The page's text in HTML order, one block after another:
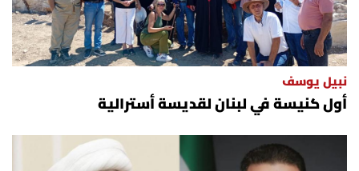
نبيل يوسف
أول كنيسة في لبنان لقديسة أسترالية